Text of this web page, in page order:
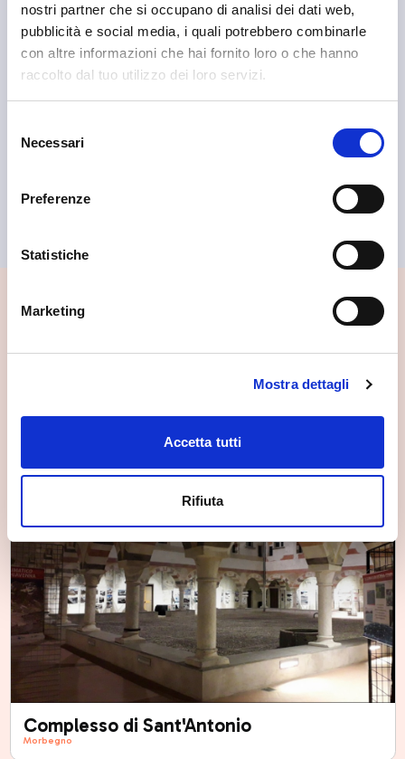
nostri partner che si occupano di analisi dei dati web,
pubblicità e social media, i quali potrebbero combinarle
con altre informazioni che hai fornito loro o che hanno
raccolto dal tuo utilizzo dei loro servizi.
delNecessari
Preferenze
Statistiche
Marketing
Mostra dettagli
Accetta tutti
Rifiuta
Morbegno
📍 Cosa vedere nei dintorni
Se vuoi scoprire di più su questa zona, qui trovi altri
Complesso di Sant'Antonio
Morbegno